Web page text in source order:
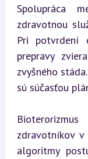
Spolupráca
zdravotnou
Pri potvrdení
prepravy
zvyšného
sú súčasťou
zdravotníkov v
algoritmy